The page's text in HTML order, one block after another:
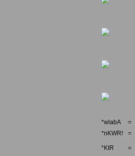
*wlabA =
*nKWR!
=
*KtR =